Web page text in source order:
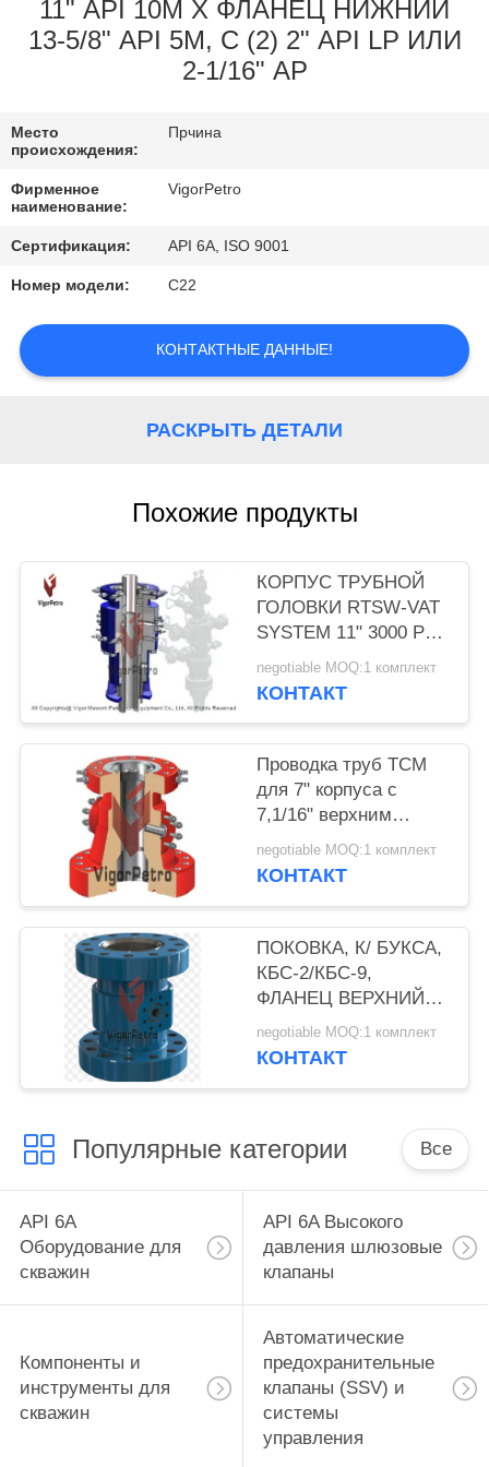
КОНТРОЛЬ
КАЧЕСТВА
ДАННЫЕ
ОТПРАВИТЬ
ЗАПРОС
КАРТА
САЙТА
11" API 10M X ФЛАНЕЦ НИЖНИЙ
13-5/8" API 5M, С (2) 2" API LP ИЛИ
2-1/16" AP
Место
происхождения:
Прчина
Фирменное
наименование:
VigorPetro
Сертификация: API 6A, ISO 9001
Номер модели: C22
КОНТАКТНЫЕ ДАННЫЕ!
РАСКРЫТЬ ДЕТАЛИ
Похожие продукты
КОРПУС ТРУБНОЙ
ГОЛОВКИ RTSW-VAT
SYSTEM 11" 3000 PSI
ФЛАНЕЦ СВЕРХУ
R53; НИЖНЕЕ
УПЛОТНЕНИЕ
НИЖНЕЙ
ОБСАДНОЙ
1/16"
negotiable MOQ:1 комплект
КОНТАКТ
Проводка труб TCM
для 7" корпуса с
7,1/16" верхним
фланцем для 3000
psi, 11"3000psi
negotiable MOQ:1 комплект
КОНТАКТ
ПОКОВКА, К/ БУКСА,
КБС-2/КБС-9,
ФЛАНЕЦ ВЕРХНИЙ
11-5M X ФЛАНЕЦ
НИЖНИЙ 13 5/8-5M,
PSL : 3 TC : U-X
negotiable MOQ:1 комплект
КОНТАКТ
Популярные категории Все
API 6A
Оборудование для
скважин
API 6A Высокого
давления шлюзовые
клапаны
Компоненты и
инструменты для
скважин
Автоматические
предохранительные
клапаны (SSV) и
системы
управления